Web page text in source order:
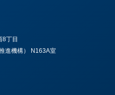
丁目
進機構） N163A室